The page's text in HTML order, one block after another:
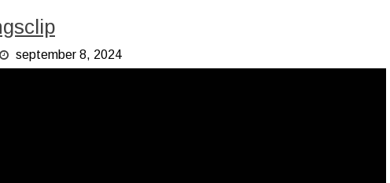
september 8, 2024